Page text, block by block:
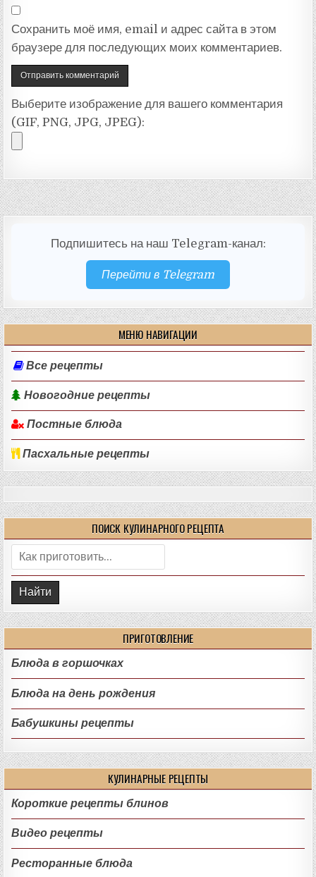
Сохранить моё имя, email и адрес сайта в этом
браузере для последующих моих комментариев.
Выберите изображение для вашего комментария
(GIF, PNG, JPG, JPEG):
Подпишитесь на наш Telegram-канал:
Перейти в Telegram
МЕНЮ НАВИГАЦИИ
Все рецепты
Новогодние рецепты
Постные блюда
Пасхальные рецепты
ПОИСК КУЛИНАРНОГО РЕЦЕПТА
Поиск:
ПРИГОТОВЛЕНИЕ
Блюда в горшочках
Блюда на день рождения
Бабушкины рецепты
КУЛИНАРНЫЕ РЕЦЕПТЫ
Короткие рецепты блинов
Видео рецепты
Ресторанные блюда